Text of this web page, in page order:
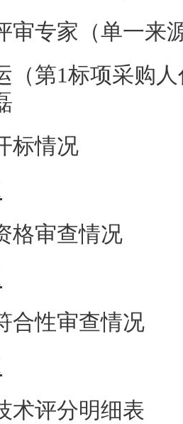
审专家（单一来
（第1标项采购
标情况
格审查情况
合性审查情况
术评分明细表